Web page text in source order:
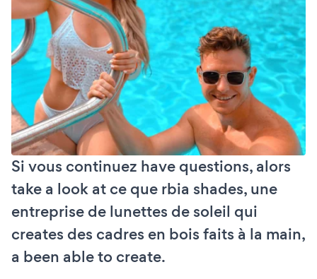
Si vous continuez have questions, alors
take a look at ce que rbia shades, une
entreprise de lunettes de soleil qui
creates des cadres en bois faits à la main,
a been able to create.